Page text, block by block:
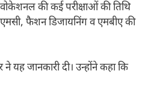
वोकेशनल की कई परीक्षाओं की तिथि
फैशन डिजायनिंग व एमबीए की
ने यह जानकारी दी। उन्होंने कहा कि